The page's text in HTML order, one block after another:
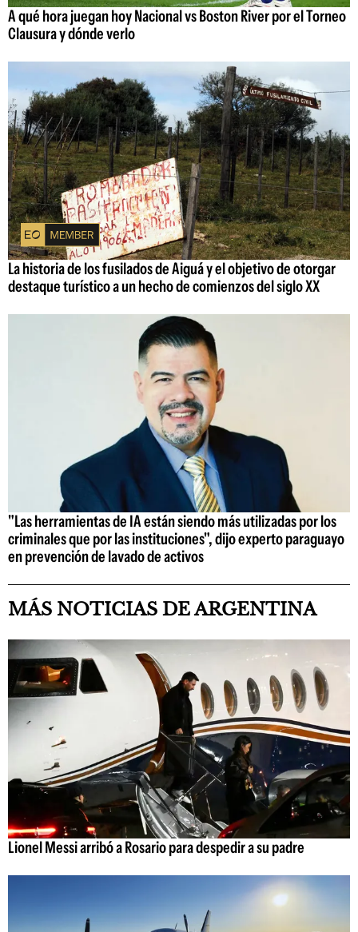
A qué hora juegan hoy Nacional vs Boston River por el Torneo
Clausura y dónde verlo
La historia de los fusilados de Aiguá y el objetivo de otorgar
destaque turístico a un hecho de comienzos del siglo XX
"Las herramientas de IA están siendo más utilizadas por los
criminales que por las instituciones", dijo experto paraguayo
en prevención de lavado de activos
MÁS NOTICIAS DE ARGENTINA
Lionel Messi arribó a Rosario para despedir a su padre